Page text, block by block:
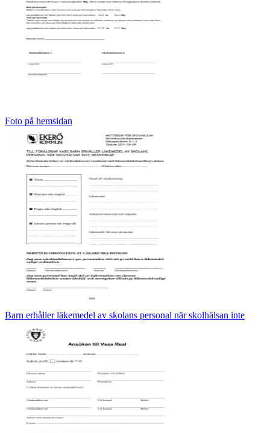
Foto på hemsidan
Barn erhåller läkemedel av skolans personal när skolhälsan inte